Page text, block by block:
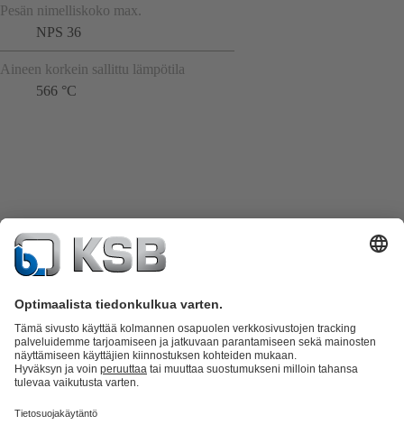
Pesän nimelliskoko max.
NPS 36
Aineen korkein sallittu lämpötila
566 °C
TuoteluetteloKSB SupremeServ: Spare Parts